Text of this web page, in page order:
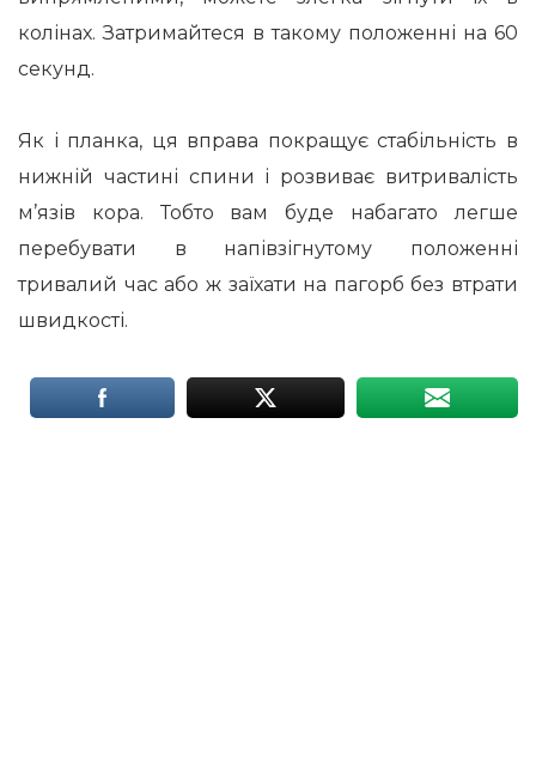
колінах. Затримайтеся в такому положенні на 60
секунд.
Як і планка, ця вправа покращує стабільність в
нижній частині спини і розвиває витривалість
м’язів кора. Тобто вам буде набагато легше
перебувати в напівзігнутому положенні
тривалий час або ж заїхати на пагорб без втрати
швидкості.